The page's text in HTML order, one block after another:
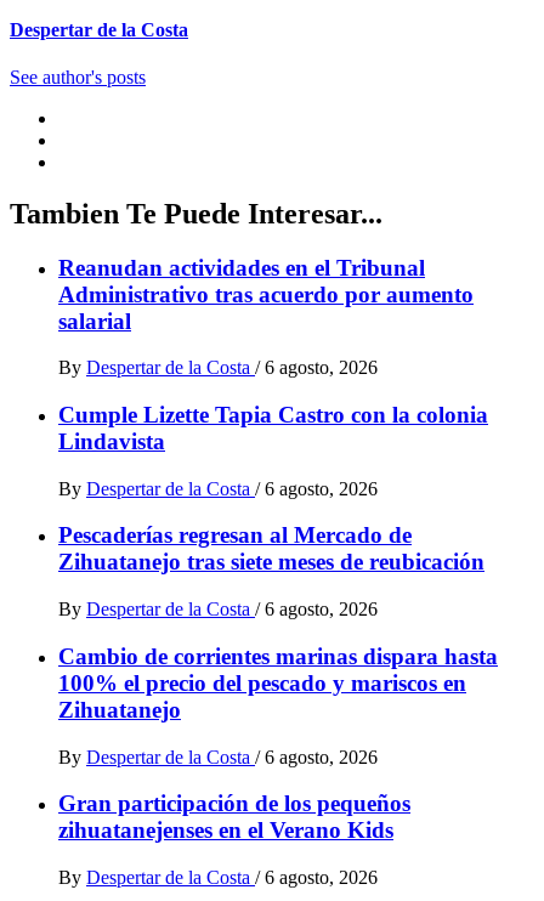
Despertar de la Costa
See author's posts
Tambien Te Puede Interesar...
Reanudan actividades en el Tribunal
Administrativo tras acuerdo por aumento
salarial
By Despertar de la Costa / 6 agosto, 2026
Cumple Lizette Tapia Castro con la colonia
Lindavista
By Despertar de la Costa / 6 agosto, 2026
Pescaderías regresan al Mercado de
Zihuatanejo tras siete meses de reubicación
By Despertar de la Costa / 6 agosto, 2026
Cambio de corrientes marinas dispara hasta
100% el precio del pescado y mariscos en
Zihuatanejo
By Despertar de la Costa / 6 agosto, 2026
Gran participación de los pequeños
zihuatanejenses en el Verano Kids
By Despertar de la Costa / 6 agosto, 2026